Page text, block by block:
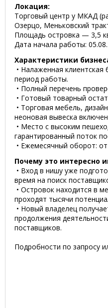
Локация:
Торговый центр у МКАД
Озерцо, Меньковский
Площадь островка — 3,5
Дата начала работы:
Характеристики
• Налаженная
период работы.
• Полный перечень
• Готовый товарный
• Торговая мебель,
неоновая вывеска
• Место с высоким
гарантированный поток
• Ежемесячный оборот:
Почему это интересно
• Вход в нишу уже
время на поиск
• Островок находится в
проходят тысячи
• Новый владелец
продолжения
поставщиков.
Подробности по запросу